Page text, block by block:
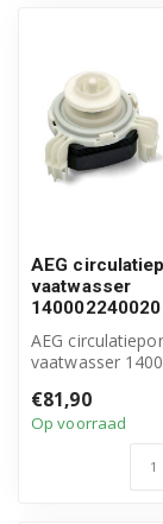
AEG
vaatwasser
140002240020
AEG
vaatwasser
€81,90
Op voorraad